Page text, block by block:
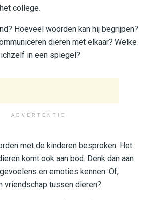
college.
Hoeveel woorden kan hij begrijpen?
dieren met elkaar? Welke
in een spiegel?
ADVERTENTIE
met de kinderen besproken. Het
komt ook aan bod. Denk dan aan
en emoties kennen. Of,
vriendschap tussen dieren?